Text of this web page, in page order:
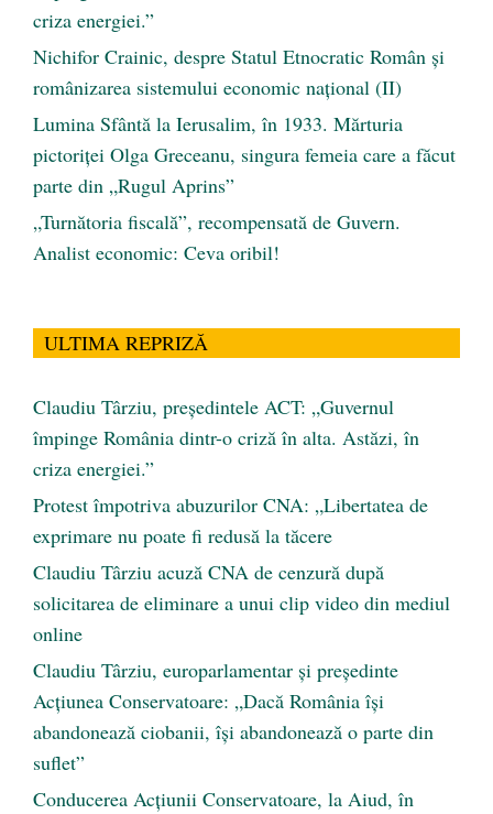
criza energiei.”
Nichifor Crainic, despre Statul Etnocratic Român şi
românizarea sistemului economic naţional (II)
Lumina Sfântă la Ierusalim, în 1933. Mărturia
pictoriței Olga Greceanu, singura femeia care a făcut
parte din „Rugul Aprins”
„Turnătoria fiscală”, recompensată de Guvern.
Analist economic: Ceva oribil!
ULTIMA REPRIZĂ
Claudiu Târziu, președintele ACT: „Guvernul
împinge România dintr-o criză în alta. Astăzi, în
criza energiei.”
Protest împotriva abuzurilor CNA: „Libertatea de
exprimare nu poate fi redusă la tăcere
Claudiu Târziu acuză CNA de cenzură după
solicitarea de eliminare a unui clip video din mediul
online
Claudiu Târziu, europarlamentar și președinte
Acțiunea Conservatoare: „Dacă România își
abandonează ciobanii, își abandonează o parte din
suflet”
Conducerea Acțiunii Conservatoare, la Aiud, în